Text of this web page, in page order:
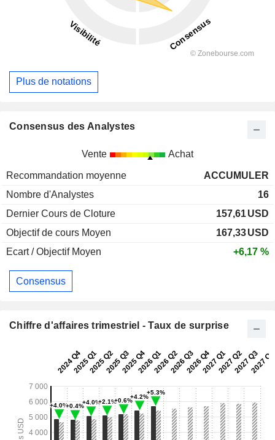
Plus de notations
Consensus des Analystes
Vente Achat
Recommandation moyenne
ACCUMULER
Nombre d'Analystes
16
Dernier Cours de Cloture
157,61USD
Objectif de cours Moyen
167,33USD
Ecart / Objectif Moyen
+6,17 %
Consensus
Chiffre d'affaires trimestriel - Taux de surprise